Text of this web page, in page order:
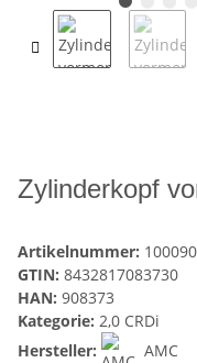
Zylinderkopf
Artikelnummer:
GTIN: 8432817083730
HAN: 908373
Kategorie: 2,0 CRDi
Hersteller:
AMC